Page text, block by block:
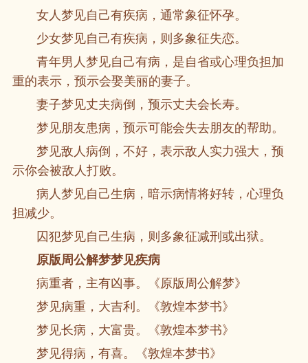
女人梦见自己有疾病，通常象征怀孕。
少女梦见自己有疾病，则多象征失恋。
青年男人梦见自己有病，是自省或心理负担加
重的表示，预示会娶美丽的妻子。
妻子梦见丈夫病倒，预示丈夫会长寿。
梦见朋友患病，预示可能会失去朋友的帮助。
梦见敌人病倒，不好，表示敌人实力强大，预
示你会被敌人打败。
病人梦见自己生病，暗示病情将好转，心理负
担减少。
囚犯梦见自己生病，则多象征减刑或出狱。
原版周公解梦梦见疾病
病重者，主有凶事。《原版周公解梦》
梦见病重，大吉利。《敦煌本梦书》
梦见长病，大富贵。《敦煌本梦书》
梦见得病，有喜。《敦煌本梦书》